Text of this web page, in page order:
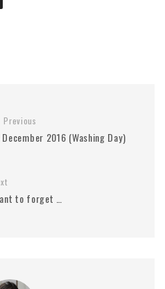
Previous
2016 (Washing Day)
to forget …